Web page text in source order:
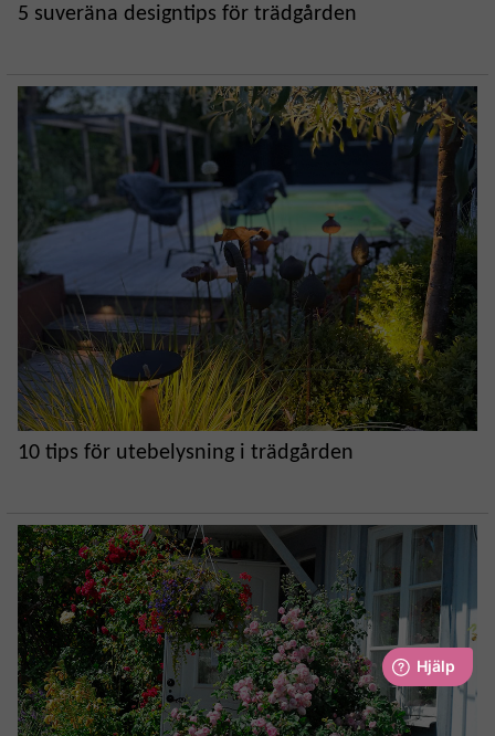
5 suveräna designtips för trädgården
10 tips för utebelysning i trädgården